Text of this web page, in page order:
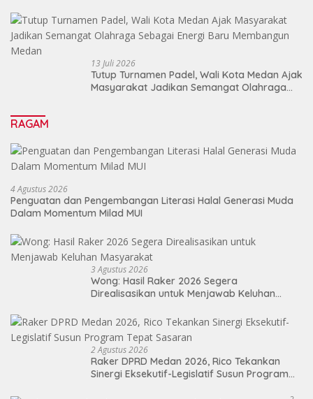
13 Juli 2026
Tutup Turnamen Padel, Wali Kota Medan Ajak
Masyarakat Jadikan Semangat Olahraga
RAGAM
4 Agustus 2026
Penguatan dan Pengembangan Literasi Halal Generasi Muda
Dalam Momentum Milad MUI
3 Agustus 2026
Wong: Hasil Raker 2026 Segera
Direalisasikan untuk Menjawab Keluhan
2 Agustus 2026
Raker DPRD Medan 2026, Rico Tekankan
Sinergi Eksekutif-Legislatif Susun Program